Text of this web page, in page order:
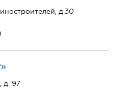
д.30
д. 97